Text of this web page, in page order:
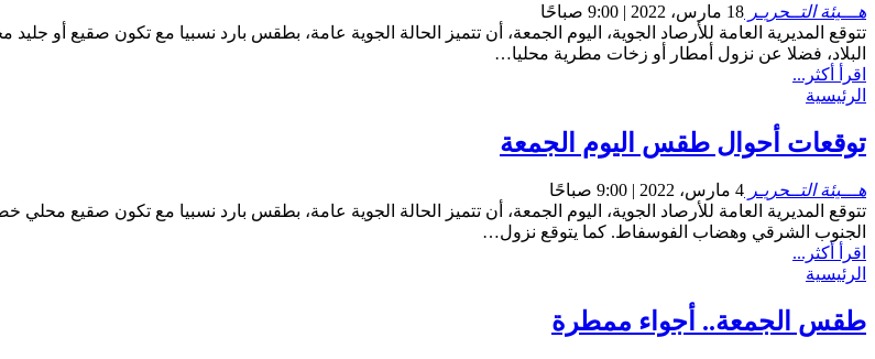
هـــيئة التــحريـر 18 مارس، 2022 | 9:00 صباحًا
تتوقع المديرية العامة للأرصاد الجوية، اليوم الجمعة، أن تتميز الحالة الجوية عامة، بطقس بارد نسبيا مع تكون صقيع
البلاد، فضلا عن نزول أمطار أو زخات مطرية محليا…
اقرأ أكثر...
الرئيسية
توقعات أحوال طقس اليوم الجمعة
هـــيئة التــحريـر 4 مارس، 2022 | 9:00 صباحًا
تتوقع المديرية العامة للأرصاد الجوية، اليوم الجمعة، أن تتميز الحالة الجوية عامة، بطقس بارد نسبيا مع تكون صقيع
الجنوب الشرقي وهضاب الفوسفاط. كما يتوقع نزول…
اقرأ أكثر...
الرئيسية
طقس الجمعة.. أجواء ممطرة